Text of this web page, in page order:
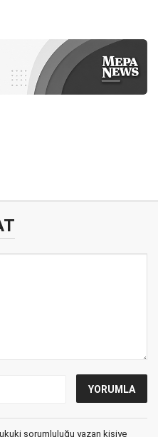
sorumluluğu yazan kişiye